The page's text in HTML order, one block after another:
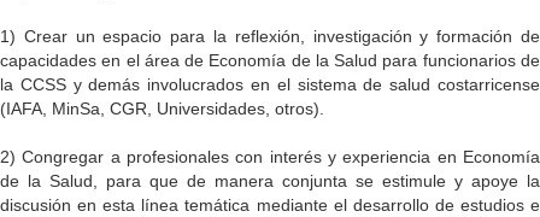
1) Crear un espacio para la reflexión, investigación y formación de
capacidades en el área de Economía de la Salud para funcionarios de
la CCSS y demás involucrados en el sistema de salud costarricense
(IAFA, MinSa, CGR, Universidades, otros).
2) Congregar a profesionales con interés y experiencia en Economía
de la Salud, para que de manera conjunta se estimule y apoye la
discusión en esta línea temática mediante el desarrollo de estudios e